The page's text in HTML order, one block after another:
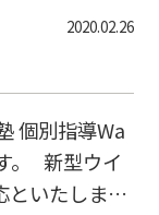
てね。 &n
、できること
お手伝い
す。 Wamで
たい、どん
、お気軽にお
2020.02.26
個別指導Wa
。 新型ウイ
といたしまし